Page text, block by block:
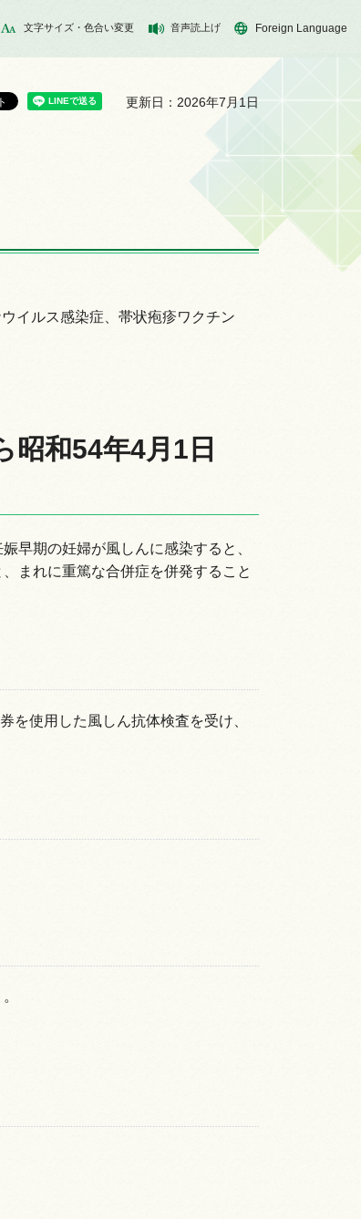
文字サイズ・色合い変更 音声読上げ Foreign Language
更新日：2026年7月1日
イルス感染症、帯状疱疹ワクチン
昭和54年4月1日
早期の妊婦が風しんに感染すると、
まれに重篤な合併症を併発すること
を使用した風しん抗体検査を受け、